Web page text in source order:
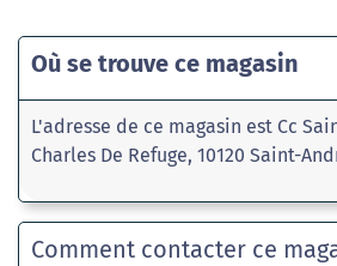
Où se trouve ce magasin
L'adresse de ce magasin est Cc
Charles De Refuge, 10120 Saint-
Comment contacter ce